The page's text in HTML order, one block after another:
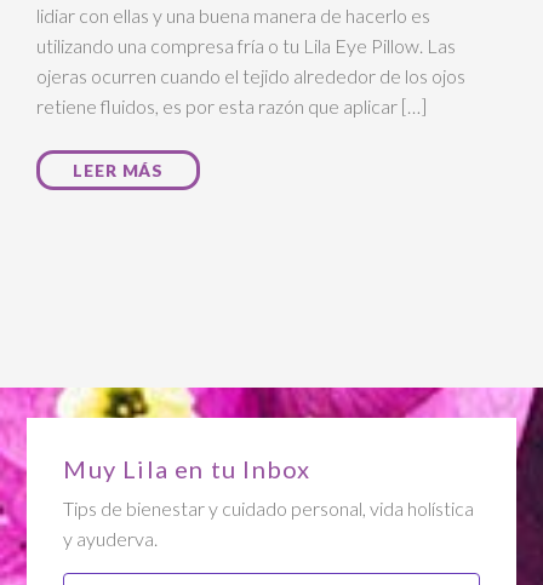
lidiar con ellas y una buena manera de hacerlo es
utilizando una compresa fría o tu Lila Eye Pillow. Las
ojeras ocurren cuando el tejido alrededor de los ojos
retiene fluidos, es por esta razón que aplicar […]
LEER MÁS
Muy Lila en tu Inbox
Tips de bienestar y cuidado personal, vida holística
y ayuderva.